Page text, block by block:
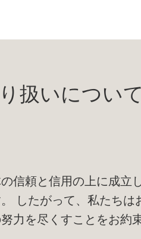
扱いについて
信頼と信用の上に成立
したがって、私たちは
力を尽くすことをお約